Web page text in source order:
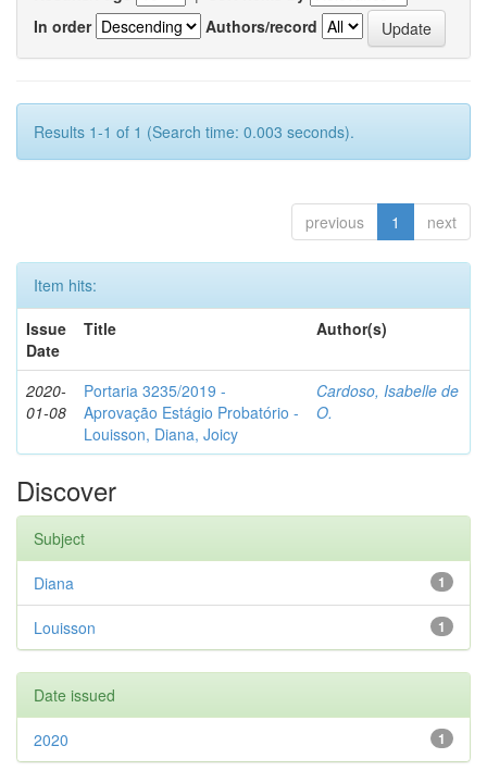
In order
Authors/record
Results 1-1 of 1 (Search time: 0.003 seconds).
previous 1 next
Item hits:
Issue
Date
Title Author(s)
2020-
01-08
Portaria 3235/2019 -
Aprovação Estágio Probatório -
Louisson, Diana, Joicy
Cardoso, Isabelle de
O.
Discover
Subject
1
Diana
1
Louisson
Date issued
1
2020